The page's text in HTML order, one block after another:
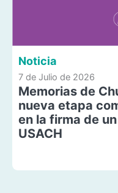
Noticia
7 de Julio de 2026
Memorias de
nueva etapa
en la firma de
USACH